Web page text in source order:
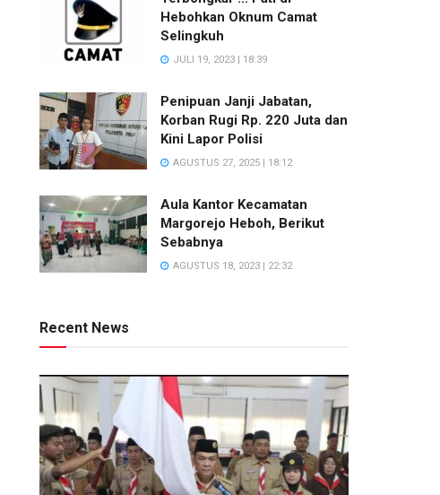
Hebohkan Oknum Camat
Selingkuh
JULI 19, 2023 | 18:39
Penipuan Janji Jabatan,
Korban Rugi Rp. 220 Juta dan
Kini Lapor Polisi
AGUSTUS 27, 2025 | 18:12
Aula Kantor Kecamatan
Margorejo Heboh, Berikut
Sebabnya
AGUSTUS 18, 2023 | 22:32
Recent News